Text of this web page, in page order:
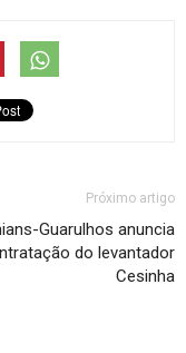
Próximo artigo
Guarulhos anuncia
do levantador
Cesinha